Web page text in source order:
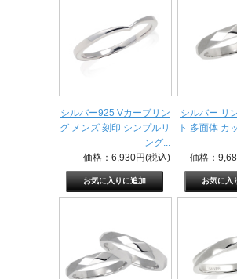
シルバー925 Vカーブリン
グ メンズ 刻印 シンプルリ
ング...
価格：6,930円(税込)
シルバー リ
ト 多面体 カ
価格：